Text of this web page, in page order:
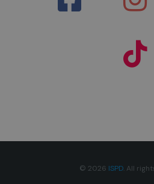
© 2026 ISPD . All